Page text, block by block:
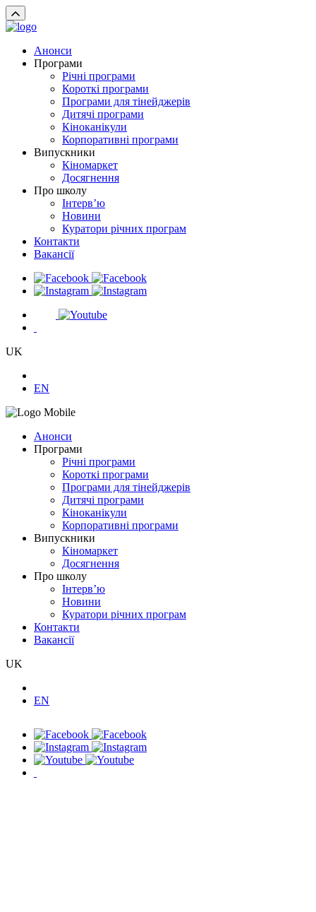
Анонси
Програми
Річні програми
Короткі програми
Програми для тінейджерів
Дитячі програми
Кіноканікули
Корпоративні програми
Випускники
Кіномаркет
Досягнення
Про школу
Інтерв’ю
Новини
Куратори річних програм
Контакти
Вакансії
UK
EN
Анонси
Програми
Річні програми
Короткі програми
Програми для тінейджерів
Дитячі програми
Кіноканікули
Корпоративні програми
Випускники
Кіномаркет
Досягнення
Про школу
Інтерв’ю
Новини
Куратори річних програм
Контакти
Вакансії
UK
EN